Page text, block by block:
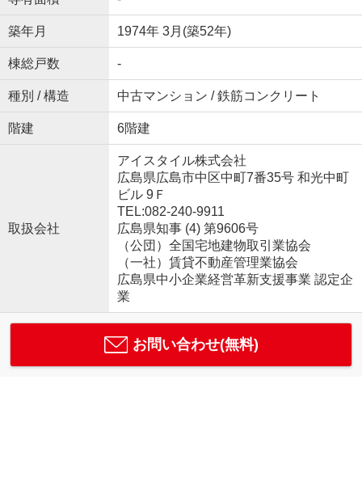
築年月 1974年 3月(築52年)
棟総戸数 -
種別 / 構造 中古マンション / 鉄筋コンクリート
階建 6階建
取扱会社
アイスタイル株式会社
広島県広島市中区中町7番35号 和光中町
ビル 9Ｆ
TEL:082-240-9911
広島県知事 (4) 第9606号
（公団）全国宅地建物取引業協会
（一社）賃貸不動産管理業協会
広島県中小企業経営革新支援事業 認定企
業
お問い合わせ(無料)